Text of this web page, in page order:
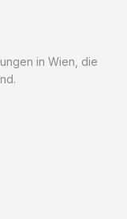
in Wien, die